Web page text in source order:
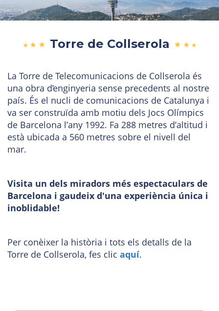
Torre de Collserola
La Torre de Telecomunicacions de Collserola és
una obra d’enginyeria sense precedents al nostre
país. És el nucli de comunicacions de Catalunya i
va ser construïda amb motiu dels Jocs Olímpics
de Barcelona l’any 1992. Fa 288 metres d’altitud i
està ubicada a 560 metres sobre el nivell del
mar.
Visita un dels miradors més espectaculars de
Barcelona i gaudeix d'una experiència única i
inoblidable!
Per conèixer la història i tots els detalls de la
Torre de Collserola, fes clic aquí.